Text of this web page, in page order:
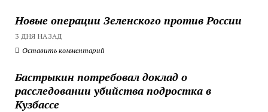
Новые операции Зеленского против России
3 ДНЯ НАЗАД
Оставить комментарий
Бастрыкин потребовал доклад о
расследовании убийства подростка в
Кузбассе